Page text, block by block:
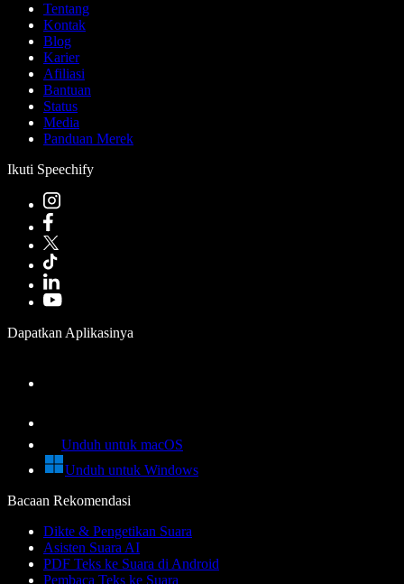
Tentang
Kontak
Blog
Karier
Afiliasi
Bantuan
Status
Media
Panduan Merek
Ikuti Speechify
Dapatkan Aplikasinya
Unduh untuk macOS
Unduh untuk Windows
Bacaan Rekomendasi
Dikte & Pengetikan Suara
Asisten Suara AI
PDF Teks ke Suara di Android
Pembaca Teks ke Suara